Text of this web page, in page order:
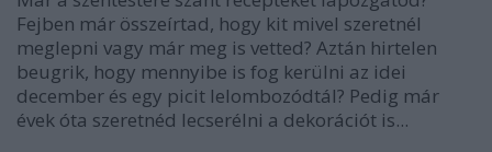
Fejben már összeírtad, hogy kit mivel szeretnél
meglepni vagy már meg is vetted? Aztán hirtelen
beugrik, hogy mennyibe is fog kerülni az idei
december és egy picit lelombozódtál? Pedig már
évek óta szeretnéd lecserélni a dekorációt is...